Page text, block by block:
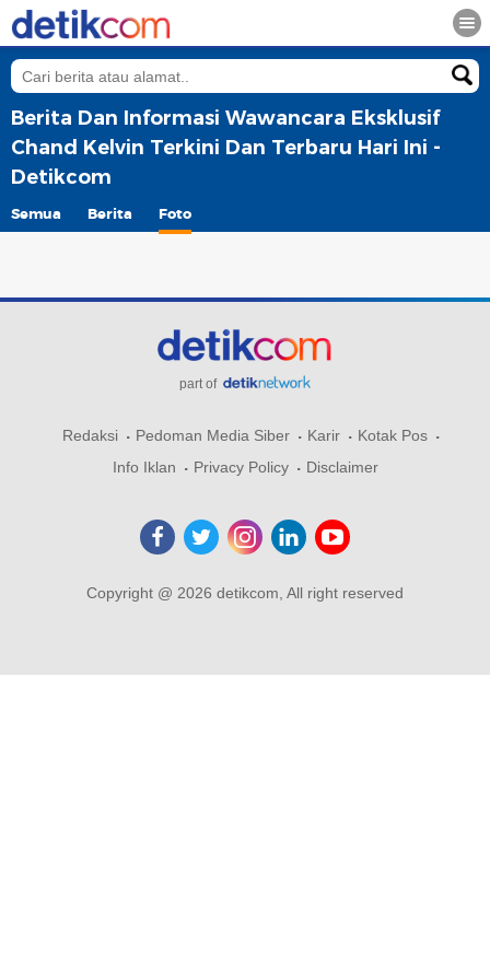
Berita Dan Informasi Wawancara Eksklusif
Chand Kelvin Terkini Dan Terbaru Hari Ini -
Detikcom
Semua Berita Foto
part of
Redaksi Pedoman Media Siber Karir
Kotak Pos
Info Iklan
Privacy Policy Disclaimer
Copyright @ 2026 detikcom, All right reserved